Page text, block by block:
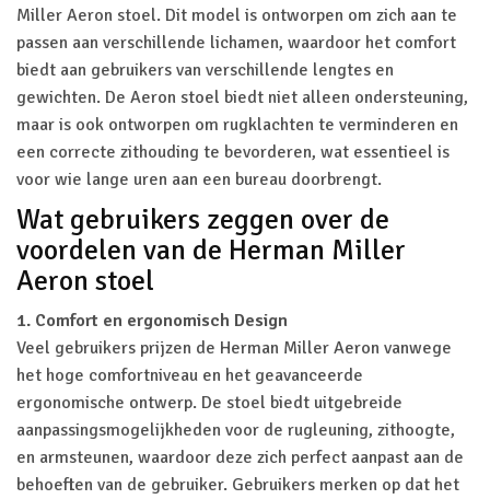
Miller Aeron stoel. Dit model is ontworpen om zich aan te
passen aan verschillende lichamen, waardoor het comfort
biedt aan gebruikers van verschillende lengtes en
gewichten. De Aeron stoel biedt niet alleen ondersteuning,
maar is ook ontworpen om rugklachten te verminderen en
een correcte zithouding te bevorderen, wat essentieel is
voor wie lange uren aan een bureau doorbrengt.
Wat gebruikers zeggen over de
voordelen van de Herman Miller
Aeron stoel
1. Comfort en ergonomisch Design
Veel gebruikers prijzen de Herman Miller Aeron vanwege
het hoge comfortniveau en het geavanceerde
ergonomische ontwerp. De stoel biedt uitgebreide
aanpassingsmogelijkheden voor de rugleuning, zithoogte,
en armsteunen, waardoor deze zich perfect aanpast aan de
behoeften van de gebruiker. Gebruikers merken op dat het